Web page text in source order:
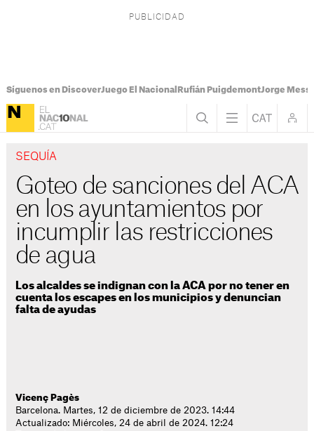
Síguenos en DiscoverJuego El Nacional Rufián PuigdemontJorge Messi
SEQUÍA
Goteo de sanciones del ACA
en los ayuntamientos por
incumplir las restricciones
de agua
Los alcaldes se indignan con la ACA por no tener en
cuenta los escapes en los municipios y denuncian
falta de ayudas
Vicenç Pagès
Barcelona. Martes, 12 de diciembre de 2023. 14:44
Actualizado: Miércoles, 24 de abril de 2024. 12:24